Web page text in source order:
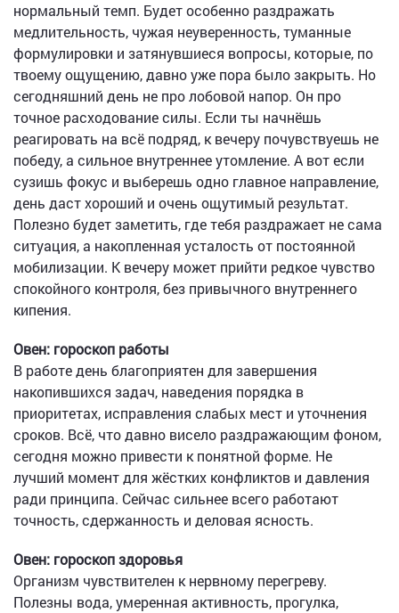
нормальный темп. Будет особенно раздражать
медлительность, чужая неуверенность, туманные
формулировки и затянувшиеся вопросы, которые, по
твоему ощущению, давно уже пора было закрыть. Но
сегодняшний день не про лобовой напор. Он про
точное расходование силы. Если ты начнёшь
реагировать на всё подряд, к вечеру почувствуешь не
победу, а сильное внутреннее утомление. А вот если
сузишь фокус и выберешь одно главное направление,
день даст хороший и очень ощутимый результат.
Полезно будет заметить, где тебя раздражает не сама
ситуация, а накопленная усталость от постоянной
мобилизации. К вечеру может прийти редкое чувство
спокойного контроля, без привычного внутреннего
кипения.
Овен: гороскоп работы
В работе день благоприятен для завершения
накопившихся задач, наведения порядка в
приоритетах, исправления слабых мест и уточнения
сроков. Всё, что давно висело раздражающим фоном,
сегодня можно привести к понятной форме. Не
лучший момент для жёстких конфликтов и давления
ради принципа. Сейчас сильнее всего работают
точность, сдержанность и деловая ясность.
Овен: гороскоп здоровья
Организм чувствителен к нервному перегреву.
Полезны вода, умеренная активность, прогулка,